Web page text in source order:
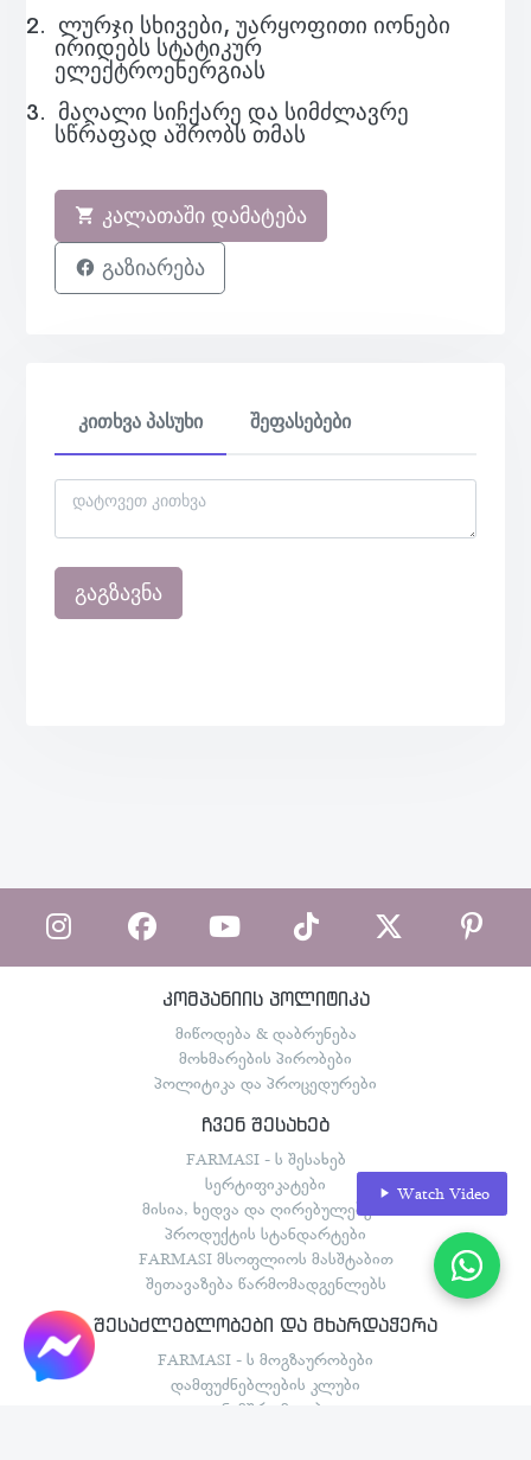
2. ლურჯი სხივები, უარყოფითი იონები
ირიდებს სტატიკურ
ელექტროენერგიას
3. მაღალი სიჩქარე და სიმძლავრე
სწრაფად აშრობს თმას
კალათაში დამატება
გაზიარება
კითხვა პასუხი შეფასებები
გაგზავნა
კომპანიის პოლიტიკა
მიწოდება & დაბრუნება
მოხმარების პირობები
პოლიტიკა და პროცედურები
ჩვენ შესახებ
FARMASI - ს შესახებ
სერტიფიკატები
მისია, ხედვა და ღირებულებები
პროდუქტის სტანდარტები
FARMASI მსოფლიოს მასშტაბით
შეთავაზება წარმომადგენლებს
შესაძლებლობები და მხარდაჭერა
FARMASI - ს მოგზაურობები
დამფუძნებლების კლუბი
თანამშრომლები
Watch Video